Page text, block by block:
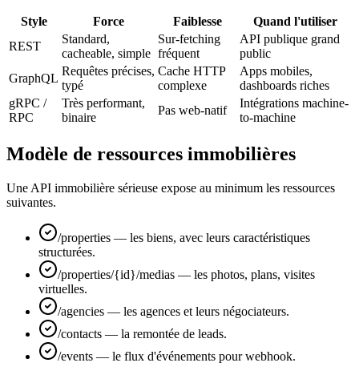
Style Force Faiblesse
Quand l'utiliser
REST
Standard,
cacheable, simple
Sur-fetching
fréquent
API publique grand
public
GraphQL
Requêtes précises,
typé
Cache HTTP
complexe
Apps mobiles,
dashboards riches
gRPC /
RPC
Très performant,
binaire
Pas web-natif
Intégrations machine-
to-machine
Modèle de ressources immobilières
Une API immobilière sérieuse expose au minimum les ressources
suivantes.
/properties — les biens, avec leurs caractéristiques
structurées.
/properties/{id}/medias — les photos, plans, visites
virtuelles.
/agencies — les agences et leurs négociateurs.
/contacts — la remontée de leads.
/events — le flux d'événements pour webhook.